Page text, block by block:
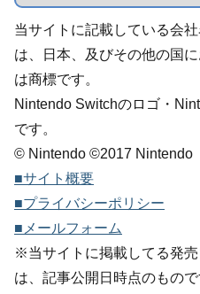
当サイトに記載している会
は、日本、及びその他の国
は商標です。
Nintendo Switchのロゴ・
です。
© Nintendo ©2017 Nintendo
■サイト概要
■プライバシーポリシー
■メールフォーム
※当サイトに掲載してる発
は、記事公開日時点のもの